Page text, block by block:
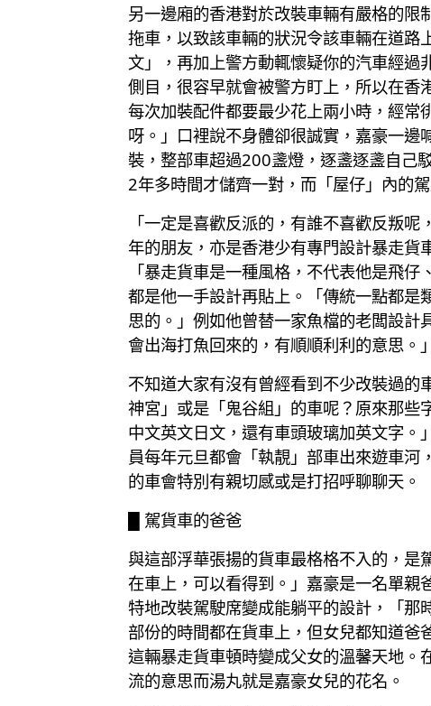
另一邊廂的香港對於改裝車輛有嚴格的
拖車，以致該車輛的狀況令該車輛在道
文」，再加上警方動輒懷疑你的汽車經
側目，很容早就會被警方盯上，所以在
每次加裝配件都要最少花上兩小時，經常
呀。」口裡說不身體卻很誠實，嘉豪一
裝，整部車超過200盞燈，逐盞逐盞自己
2年多時間才儲齊一對，而「屋仔」內的
「一定是喜歡反派的，有誰不喜歡反叛
年的朋友，亦是香港少有專門設計暴走貨
「暴走貨車是一種風格，不代表他是飛
都是他一手設計再貼上。「傳統一點都
思的。」例如他曾替一家魚檔的老闆設
會出海打魚回來的，有順順利利的意思。」
不知道大家有沒有曾經看到不少改裝過
神宮」或是「鬼谷組」的車呢？原來那
中文英文日文，還有車頭玻璃加英文字
員每年元旦都會「執靚」部車出來遊車
的車會特別有親切感或是打招呼聊聊天。
█ 駕貨車的爸爸
與這部浮華張揚的貨車最格格不入的，
在車上，可以看得到。」嘉豪是一名單親
特地改裝駕駛席變成能躺平的設計，「
部份的時間都在貨車上，但女兒都知道爸
這輛暴走貨車頓時變成父女的溫馨天地
流的意思而湯丸就是嘉豪女兒的花名。